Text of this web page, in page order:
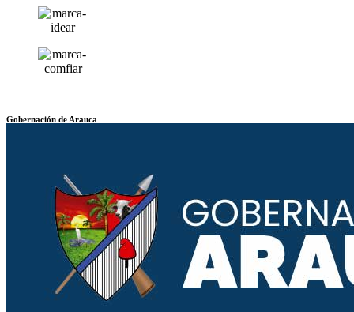
Gobernación de Arauca